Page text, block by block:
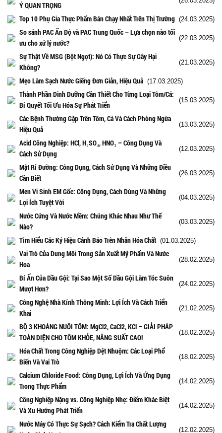
Ý QUAN TRỌNG
Top 10 Phụ Gia Thực Phẩm Bán Chạy Nhất Trên Thị Trường (24.03.2025)
So sánh PAC Ấn Độ và PAC Trung Quốc – Lựa chọn nào tối
ưu cho xử lý nước?
(22.03.2025)
Sự Thật Về MSG (Bột Ngọt): Nó Có Thực Sự Gây Hại
Không?
(21.03.2025)
Mẹo Làm Sạch Nước Giếng Đơn Giản, Hiệu Quả (17.03.2025)
Thành Phần Dinh Dưỡng Cần Thiết Cho Từng Loại Tôm/Cá:
Bí Quyết Tối Ưu Hóa Sự Phát Triển
(15.03.2025)
Các Bệnh Thường Gặp Trên Tôm, Cá Và Cách Phòng Ngừa
Hiệu Quả
(13.03.2025)
Acid Công Nghiệp: HCl, H₂SO₄, HNO₃ – Công Dụng Và
Cách Sử Dụng
(12.03.2025)
Mật Rỉ Đường: Công Dụng, Cách Sử Dụng Và Những Điều
Cần Biết
(26.03.2025)
Men Vi Sinh EM Gốc: Công Dụng, Cách Dùng Và Những
Lợi Ích Tuyệt Vời
(04.03.2025)
Nước Cứng Và Nước Mềm: Chúng Khác Nhau Như Thế
Nào?
(03.03.2025)
Tìm Hiểu Các Ký Hiệu Cảnh Báo Trên Nhãn Hóa Chất (01.03.2025)
Vai Trò Của Dung Môi Trong Sản Xuất Mỹ Phẩm Và Nước
Hoa
(28.02.2025)
Bí Ẩn Của Dầu Gội: Tại Sao Một Số Dầu Gội Làm Tóc Suôn
Mượt Hơn?
(24.02.2025)
Công Nghệ Nhà Kính Thông Minh: Lợi Ích Và Cách Triển
Khai
(21.02.2025)
BỘ 3 KHOÁNG NUÔI TÔM: MgCl2, CaCl2, KCl – GIẢI PHÁP
TOÀN DIỆN CHO TÔM KHỎE, NĂNG SUẤT CAO!
(18.02.2025)
Hóa Chất Trong Công Nghiệp Dệt Nhuộm: Các Loại Phổ
Biến Và Vai Trò
(18.02.2025)
Calcium Chloride Food: Công Dụng, Lợi Ích Và Ứng Dụng
Trong Thực Phẩm
(14.02.2025)
Công Nghiệp Nặng vs. Công Nghiệp Nhẹ: Điểm Khác Biệt
Và Xu Hướng Phát Triển
(14.02.2025)
Nước Máy Có Thực Sự Sạch? Cách Kiểm Tra Chất Lượng
(12.02.2025)